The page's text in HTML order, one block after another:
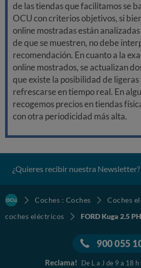
de las tiendas que facilitamos se
OCU con criterios objetivos, si
online mostradas están
de que se muestren, no debe
recomendación. En cuanto a la
online mostrados, se actualizan
que existe la posibilidad de
refrescarse en tiempo real. En
recogemos precios en tiendas
con otra periodicidad más alta.
¿Quieres recibir nuestra Newsletter?
Coches : Coches Coches
coches eléctricos
FORD Kuga 2.5
900 055
Reclama! De L a J de 9 a 18